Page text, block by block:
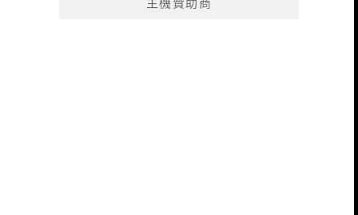
主機贊助商